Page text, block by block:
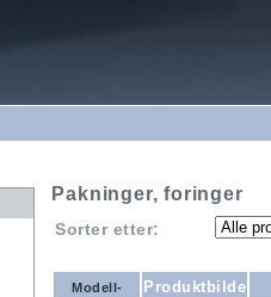
Pakninger, foringer
Sorter etter:
Modell- Produktbilde